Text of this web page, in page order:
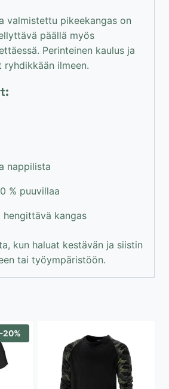
valmistettu pikeekangas on
päällä myös
Perinteinen kaulus ja
ilmeen.
nappilista
% puuvillaa
kangas
kun haluat kestävän ja siistin
tai työympäristöön.
-20%